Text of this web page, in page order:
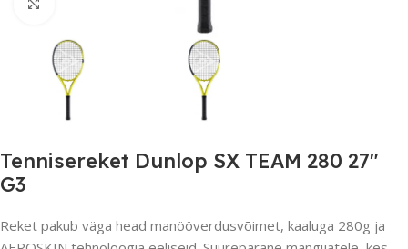
Tennisereket Dunlop SX TEAM 280 27″
G3
Reket pakub väga head manööverdusvõimet, kaaluga 280g ja